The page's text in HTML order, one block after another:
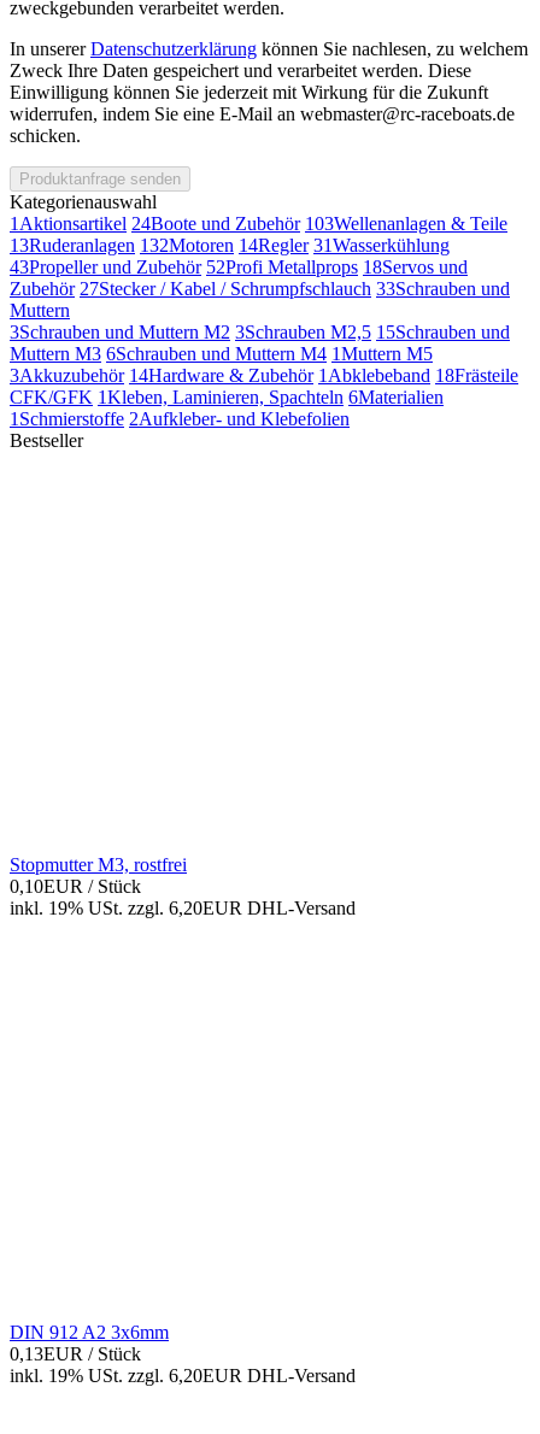
zweckgebunden verarbeitet werden.
In unsererDatenschutzerklärung können Sie nachlesen, zu welchem
Zweck Ihre Daten gespeichert und verarbeitet werden. Diese
Einwilligung können Sie jederzeit mit Wirkung für die Zukunft
widerrufen, indem Sie eine E-Mail an webmaster@rc-raceboats.de
schicken.
Produktanfrage senden
Kategorienauswahl
1 Aktionsartikel 24Boote und Zubehör 103Wellenanlagen & Teile
13Ruderanlagen 132Motoren 14Regler 31Wasserkühlung
43Propeller und Zubehör 52Profi Metallprops 18Servos und
Zubehör 27Stecker / Kabel / Schrumpfschlauch 33Schrauben und
Muttern
3Schrauben und Muttern M2 3Schrauben M2,5 15Schrauben und
Muttern M3 6Schrauben und Muttern M4 1Muttern M5
3Akkuzubehör 14Hardware & Zubehör 1 Abklebeband 18Frästeile
CFK/GFK 1Kleben, Laminieren, Spachteln 6Materialien
1 Schmierstoffe 2Aufkleber- und Klebefolien
Bestseller
Stopmutter M3, rostfrei
0,10EUR / Stück
inkl. 19% USt. zzgl. 6,20EUR DHL-Versand
DIN 912 A2 3x6mm
0,13EUR / Stück
inkl. 19% USt. zzgl. 6,20EUR DHL-Versand